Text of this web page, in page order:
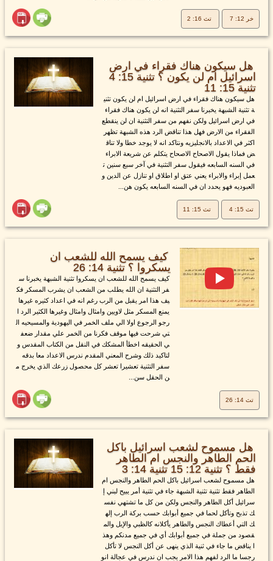
خر 12: 7 تث 16: 2
هل سيكون هناك فقراء في ارض
اسرائيل ام لن يكون ؟ تثنية 15: 4
تثنية 15: 11
هل سيكون هناك فقراء في ارض اسرائيل ام لن يكون تثني
ة تثنية الشبهة يخبرنا سفر التثنية انه لن يكون هناك فقراء
في ارض اسرائيل ولكن نفهم من سفر التثنية ان لن ينقطع
الفقراء من الارض فهل هذا تناقض الرد هذه الشبهة تظهر
اكثر في الاعداد بالانجليزيه ونتاكد انه لا يوجد خطا ولا تناق
ض فماذا يقول الاصحاح الاصحاح يتكلم عن شريعة الابراء
في السنه السابعه فيقول سفر التثنية في آخر سبع سنين ت
عمل إبراء والابراء يعني عتق او اطلاق او تنازل عن الدين و
العبوديه فهو يحدد ان في السنه السابعه يكون هن...
تث 15: 4 تث 15: 11
كيف يسمح الله للشعب ان
يسكروا ؟ تثنية 14: 26
كيف يسمح الله للشعب ان يسكروا تثنية الشبهة يخبرنا س
فر التثنية ان الله يطلب من الشعب ان يشرب المسكر فك
يف هذا امر يقبل من الرب رغم انه في اعداد كثيره غيرها
يمنع المسكر مثل لاويين وامثال وامثال وغيرها الكثير الرد ا
رجو الرجوع اولا الي ملف الخمر في اليهودية والمسيحيه ال
تي شرحت فيها موقف فكرنا من الخمر علي مقدار ضعف
ي الحقيقه اخطأ المشكك في النقل من الكتاب المقدس و
لتاكيد ذلك وشرح المعني المقدم ندرس الاعداد معا بدقه
سفر التثنية تعشيرا تعشر كل محصول زرعك الذي يخرج م
ن الحقل سن...
تث 14: 26
هل مسموح لشعب اسرائيل باكل
الحم الطاهر والنجس ام الطاهر
فقط ؟ تثنية 12: 15 تثنية 14: 3
هل مسموح لشعب اسرائيل باكل الحم الطاهر والنجس ام
الطاهر فقط تثنية تثنية الشبهة جاء في تثنية أمر يبيح لبني إ
سرائيل أكل الطاهر والنجس ولكن من كل ما تشتهي نفس
ك تذبح وتأكل لحما في جميع أبوابك حسب بركة الرب إله
ك التي أعطاك النجس والطاهر يأكلانه كالظبي والإيل والم
قصود من جملة في جميع أبوابك أي في جميع مدنكم وهذ
ا يناقض ما جاء في ثنية الذي ينهى عن أكل النجس لا تأكل
رجسا ما الرد لفهم هذا الامر يجب ان ندرس في عجالة انو